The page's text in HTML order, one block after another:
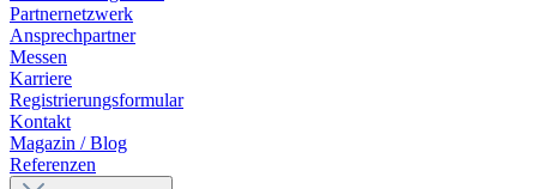
Partnernetzwerk
Ansprechpartner
Messen
Karriere
Registrierungsformular
Kontakt
Magazin / Blog
Referenzen